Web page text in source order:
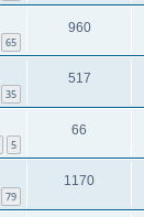
65
960
35
517
5
66
79
1170